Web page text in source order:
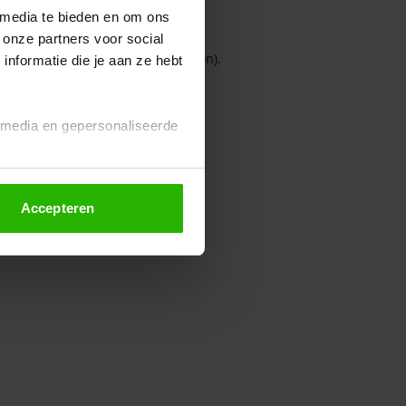
te bieden en om ons
partners voor social
die je aan ze hebt
en gepersonaliseerde
altijd wijzigen of
Accepteren
console for more information).